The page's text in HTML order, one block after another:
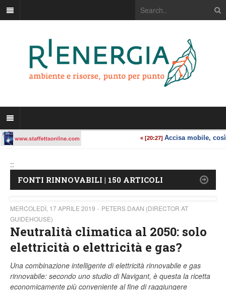
::
FONTI RINNOVABILI | 150 ARTICOLI
MERCOLEDÌ, 17 APRILE 2019
PETERS DAAN (DIRECTOR AT
GUIDEHOUSE)
Neutralità climatica al 2050: solo
elettricità o elettricità e gas?
Una combinazione intelligente di elettricità rinnovabile e gas
rinnovabile: secondo uno studio di Navigant, è questa la ricetta
economicamente più conveniente al fine di raggiungere